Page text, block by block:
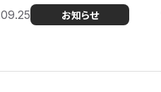
お知らせ